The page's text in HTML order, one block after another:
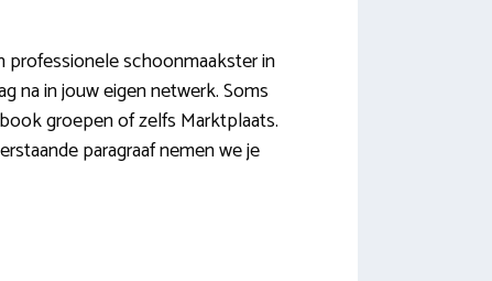
professionele schoonmaakster in
na in jouw eigen netwerk. Soms
groepen of zelfs Marktplaats.
paragraaf nemen we je